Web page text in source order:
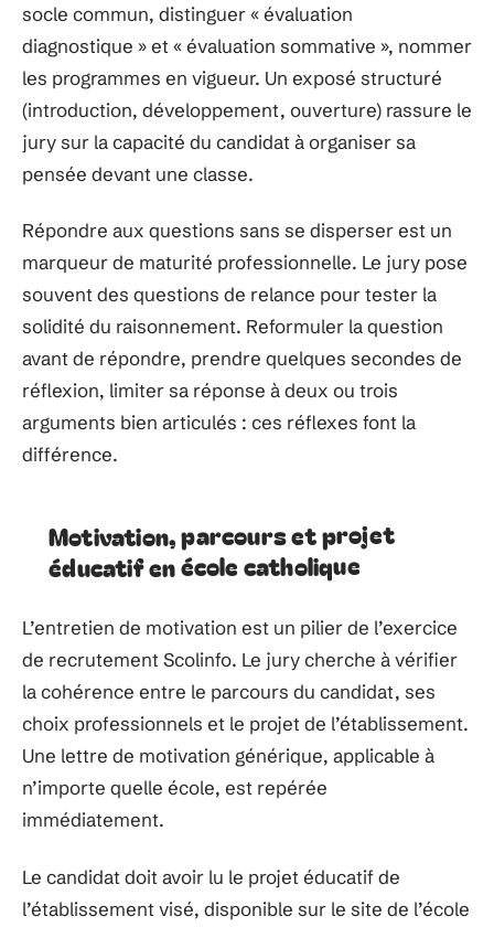
socle commun, distinguer « évaluation
diagnostique » et « évaluation sommative », nommer
les programmes en vigueur. Un exposé structuré
(introduction, développement, ouverture) rassure le
jury sur la capacité du candidat à organiser sa
pensée devant une classe.
Répondre aux questions sans se disperser est un
marqueur de maturité professionnelle. Le jury pose
souvent des questions de relance pour tester la
solidité du raisonnement. Reformuler la question
avant de répondre, prendre quelques secondes de
réflexion, limiter sa réponse à deux ou trois
arguments bien articulés : ces réflexes font la
différence.
Motivation, parcours et projet
éducatif en école catholique
L’entretien de motivation est un pilier de l’exercice
de recrutement Scolinfo. Le jury cherche à vérifier
la cohérence entre le parcours du candidat, ses
choix professionnels et le projet de l’établissement.
Une lettre de motivation générique, applicable à
n’importe quelle école, est repérée
immédiatement.
Le candidat doit avoir lu le projet éducatif de
l’établissement visé, disponible sur le site de l’école